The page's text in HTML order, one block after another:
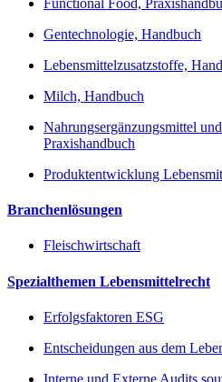
Gentechnologie, Handbuch
Lebensmittelzusatzstoffe,
Milch, Handbuch
Nahrungsergänzungsmittel
Praxishandbuch
Produktentwicklung
Branchenlösungen
Fleischwirtschaft
Spezialthemen Lebensmittelrecht
Erfolgsfaktoren ESG
Entscheidungen aus dem
Interne und Externe Audits